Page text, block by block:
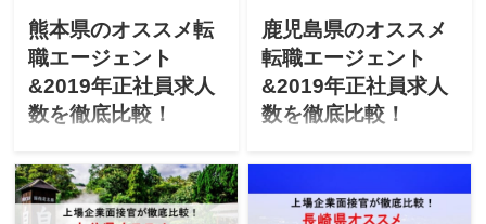
します！
します！
熊本県のオススメ転
職エージェント
&2019年正社員求人
数を徹底比較！
たい」「熊本にUターン転職
したいけど不安」と悩んで
ませんか？上場企業の面接
鹿児島県のオススメ
転職エージェント
&2019年正社員求人
数を徹底比較！
せたい」「鹿児島にUターン
転職したいけど不安」と悩
んでませんか？上場企業の